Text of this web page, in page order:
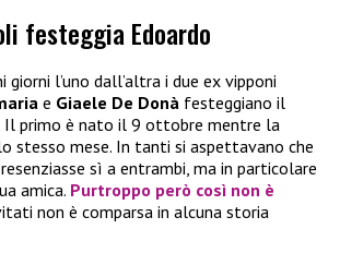
festeggia Edoardo
giorni l’uno dall’altra i due ex vipponi
e Giaele De Donà festeggiano il
Il primo è nato il 9 ottobre mentre la
stesso mese. In tanti si aspettavano che
sì a entrambi, ma in particolare
amica. Purtroppo però così non è
non è comparsa in alcuna storia